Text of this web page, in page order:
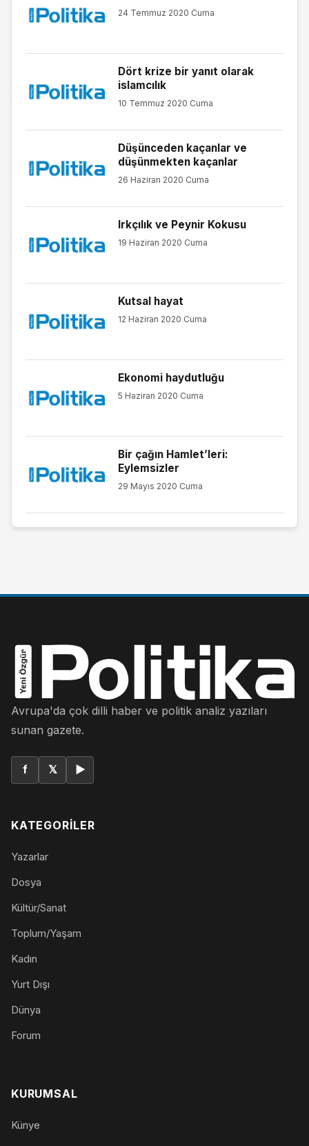
24 Temmuz 2020 Cuma
Dört krize bir yanıt olarak
islamcılık
10 Temmuz 2020 Cuma
Düşünceden kaçanlar ve
düşünmekten kaçanlar
26 Haziran 2020 Cuma
Irkçılık ve Peynir Kokusu
19 Haziran 2020 Cuma
Kutsal hayat
12 Haziran 2020 Cuma
Ekonomi haydutluğu
5 Haziran 2020 Cuma
Bir çağın Hamlet’leri:
Eylemsizler
29 Mayıs 2020 Cuma
Avrupa'da çok dilli haber ve politik analiz yazıları
sunan gazete.
f 𝕏 ▶
KATEGORILER
Yazarlar
Dosya
Kültür/Sanat
Toplum/Yaşam
Kadın
Yurt Dışı
Dünya
Forum
KURUMSAL
Künye